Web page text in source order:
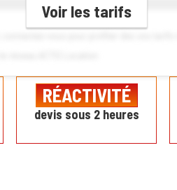
RÉACTIVITÉ
devis sous 2 heures
Voir les tarifs